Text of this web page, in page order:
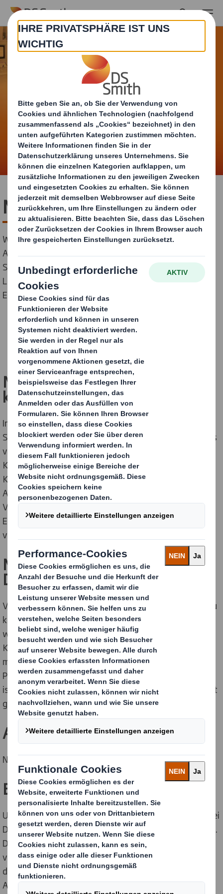
Skip to main content
Marketing
Willkommen in der Welt des Marketings bei DS Smith!
Als Teil unseres Marketings hast Du die Möglichkeit,
Strategien zu entwickeln und maßgeschneiderte
Lösungen anzubieten, die das Geschäft über mehrere
Elemente hinweg beeinflussen.
FINDE HIER DEINEN NEUEN JOB
Nicht abarbeiten, sondern
kreativ sein!
Im Marketing bei DS Smith übernimmst Du eine
Schlüsselrolle in der Entwicklung und Umsetzung eines
vollständig integrierten jährlichen Marketing- und
Kommunikationsplans mit klaren Zielen. Du führst
Kommunikationskampagnen durch und bist für den
Aufbau von starken Netzwerken in den Bereichen
Vertrieb und Kundenentwicklung sowie für die
Entwicklung von Kampagnen und Kategorien
verantwortlich.
Mehrwehrt und Nebeneffekt
Deines Jobs!
Verpackungen und Displays in Super­märkten siehst Du
künftig mit neuen Augen und Du ertappst Dich dabei,
wie Du stolz murmelst: „Mit meinen
Kommunikationsstrategien gewinnen wir Kunden, die
mit unseren qualitativ hochwertigen Materialien ihre
Produkte verpacken oder ausstellen!“ Denn DS Smith
ist weit voran, wenn es um Qualität und Einzigartigkeit
geht.
Aufstiegschancen.
Na klar – bei DS Smith versauerst Du nicht.
Ein Team.
Unser kleines Marketing- und Kommunikationsteam bei
DS Smith ist engagiert, dynamisch und teamorientiert.
Du arbeitest täglich mit Kolleg*innen aus
verschiedenen Fachbereichen, dem Management und
den Werken zusammen. Die Zusammenarbeit und der
Austausch von Know-How stehen im Mittelpunkt